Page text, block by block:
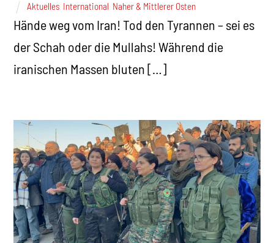
Aktuelles International Naher & Mittlerer Osten
Hände weg vom Iran! Tod den Tyrannen – sei es
der Schah oder die Mullahs! Während die
iranischen Massen bluten […]